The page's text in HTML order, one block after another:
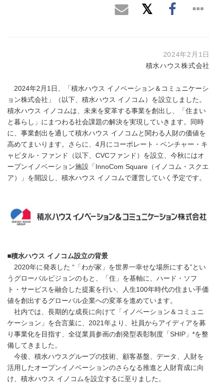
2024年2月1日
積水ハウス株式会社
2024年2月1日、「積水ハウス イノベーション＆コミュニケーシ
ョン株式会社」（以下、積水ハウス イノコム）を設立しました。
積水ハウス イノコムは、未来を変革する事業を創出し、「住まい
と暮らし」にまつわる社会課題の解決を実現していきます。同時
に、事業創出を通して積水ハウス イノコムと関わる人財の価値を
高めてまいります。さらに、4月にコーポレート・ベンチャー・キ
ャピタル・ファンド（以下、CVCファンド）を設立、今秋にはオ
ープンイノベーション施設「InnoCom Square（イノコム・スクエ
ア）」を開設し、積水ハウス イノコムで運営していく予定です。
■積水ハウス イノコム設立の背景
2020年に発表した “「わが家」を世界一幸せな場所にする”とい
うグローバルビジョンのもと、「住」を基軸に、ハード・ソフ
ト・サービスを融合した提案を行い、人生100年時代の住まい手価
値を創出するグローバル企業への変革を進めています。
社内では、長期的な成長に向けて「イノベーション＆コミュニ
ケーション」を合言葉に、2021年より、社員からアイディアを募
り事業化を目指す、全従業員参画の創発型表彰制度「SHIP」*を整
備してきました。
今後、積水ハウスグループの技術、顧客基盤、データ、人財を
活用したオープンイノベーションのさらなる推進と人財育成に向
け、積水ハウス イノコムを設立するに至りました。